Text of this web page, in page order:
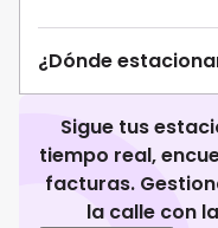
¿Dónde
Sigue tus
tiempo real,
facturas.
la calle con